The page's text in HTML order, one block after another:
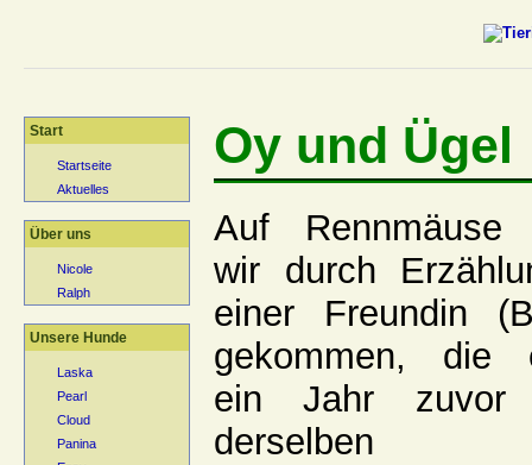
Start
Startseite
Aktuelles
Über uns
Nicole
Ralph
Unsere Hunde
Laska
Pearl
Cloud
Panina
Oy und Ügel
Auf Rennmäuse
wir durch
einer Freundin
gekommen, die
ein Jahr zuvor
derselben